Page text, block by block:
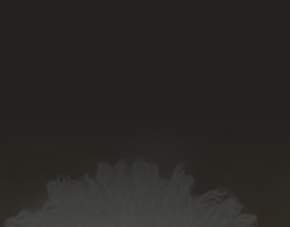
o resultado